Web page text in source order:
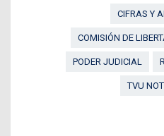
CIFRAS Y
COMISIÓN DE
PODER JUDICIAL
TVU